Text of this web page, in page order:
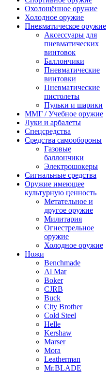
Охолощённое оружие
Холодное оружие
Пневматическое оружие
Аксессуары для
пневматических
винтовок
Баллончики
Пневматические
винтовки
Пневматические
пистолеты
Пульки и шарики
ММГ / Учебное оружие
Луки и арбалеты
Спецсредства
Средства самообороны
Газовые
баллончики
Электрошокеры
Сигнальные средства
Оружие имеющее
культурную ценность
Метательное и
другое оружие
Милитария
Огнестрельное
оружие
Холодное оружие
Ножи
Benchmade
Al Mar
Boker
CJRB
Buck
City Brother
Cold Steel
Helle
Kershaw
Marser
Mora
Leatherman
Mr.BLADE